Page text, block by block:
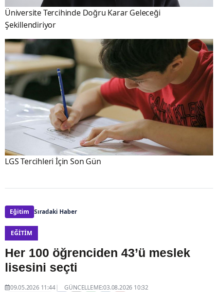
Üniversite Tercihinde Doğru Karar Geleceği
Şekillendiriyor
LGS Tercihleri İçin Son Gün
Eğitim Sıradaki Haber
EĞITIM
Her 100 öğrenciden 43’ü meslek
lisesini seçti
09.05.2026 11:44
GÜNCELLEME:03.08.2026 10:32